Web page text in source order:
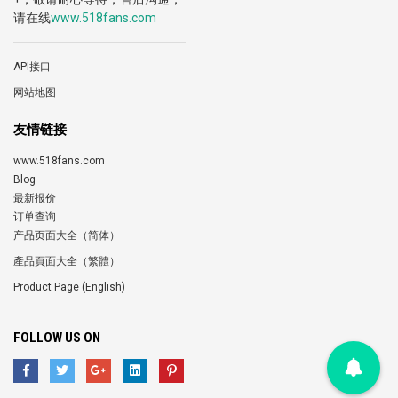
请在线www.518fans.com
API接口
网站地图
友情链接
www.518fans.com
Blog
最新报价
订单查询
产品页面大全（简体）
產品頁面大全（繁體）
Product Page (English)
FOLLOW US ON